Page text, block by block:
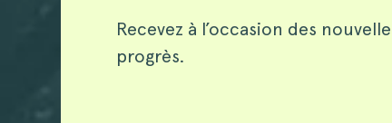
Recevez à l’occasion des
progrès.